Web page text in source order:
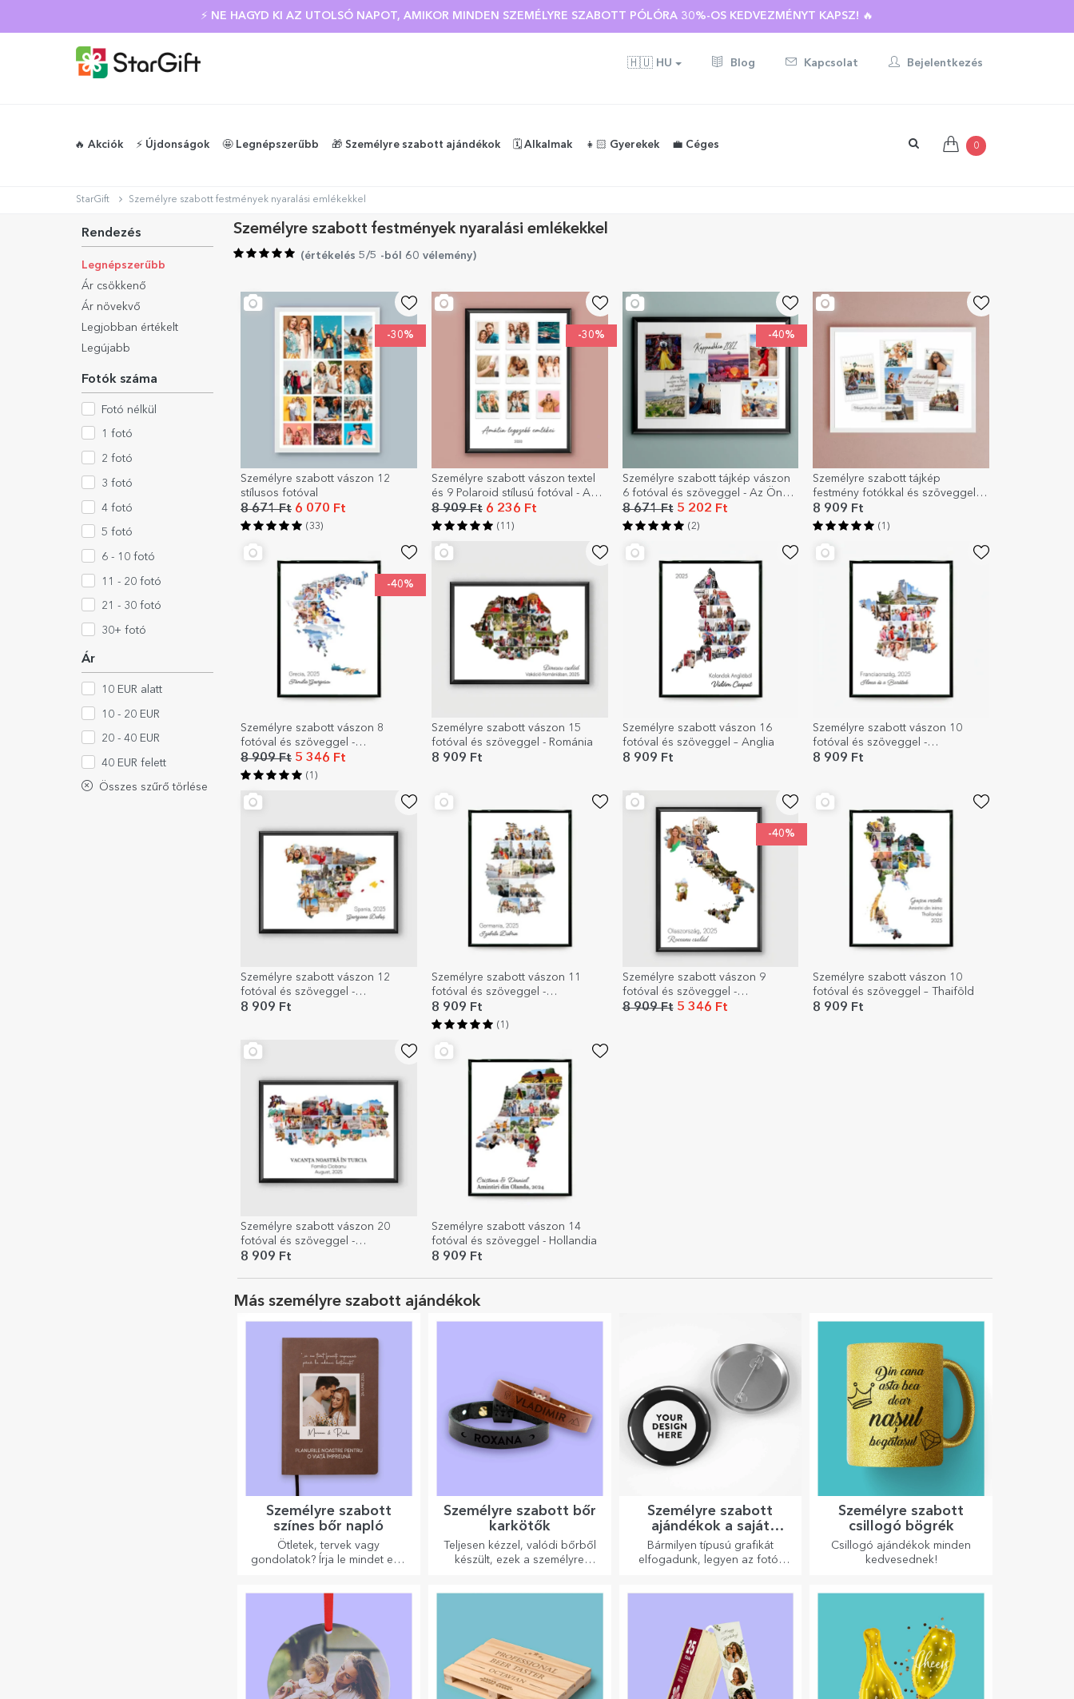
⚡ NE HAGYD KI AZ UTOLSÓ NAPOT, AMIKOR MINDEN SZEMÉLYRE SZABOTT PÓLÓRA 30%-OS KEDVEZMÉNYT KAPSZ! 🔥
🇭🇺 HU Blog Kapcsolat Bejelentkezés
🔥 Akciók ⚡️ Újdonságok 🤩 Legnépszerűbb 🎁 Személyre szabott ajándékok 🗓️ Alkalmak 👧🏻 Gyerekek 💼 Céges 0
StarGift Személyre szabott festmények nyaralási emlékekkel
Rendezés
Legnépszerűbb
Ár csökkenő
Ár növekvő
Legjobban értékelt
Legújabb
Fotók száma
Fotó nélkül
1 fotó
2 fotó
3 fotó
4 fotó
5 fotó
6 - 10 fotó
11 - 20 fotó
21 - 30 fotó
30+ fotó
Ár
10 EUR alatt
10 - 20 EUR
20 - 40 EUR
40 EUR felett
Összes szűrő törlése
Személyre szabott festmények nyaralási emlékekkel
(értékelés 5/5 -ból 60 vélemény)
-30%
Személyre szabott vászon 12
stílusos fotóval
8 671 Ft 6 070 Ft
(33)
-30%
Személyre szabott vászon textel
és 9 Polaroid stílusú fotóval - A
legszebb pillanatok
8 909 Ft6 236 Ft
(11)
-40%
Személyre szabott tájkép vászon
6 fotóval és szöveggel - Az Ön
nyaralása
8 671 Ft5 202 Ft
(2)
Személyre szabott tájkép
festmény fotókkal és szöveggel -
Fotók filmre
8 909 Ft
(1)
-40%
Személyre szabott vászon 8
fotóval és szöveggel -
Görögország
8 909 Ft 5 346 Ft
(1)
Személyre szabott vászon 15
fotóval és szöveggel - Románia
8 909 Ft
Személyre szabott vászon 16
fotóval és szöveggel – Anglia
8 909 Ft
Személyre szabott vászon 10
fotóval és szöveggel -
Franciaország
8 909 Ft
Személyre szabott vászon 12
fotóval és szöveggel -
Spanyolország
8 909 Ft
Személyre szabott vászon 11
fotóval és szöveggel -
Németország
8 909 Ft
(1)
-40%
Személyre szabott vászon 9
fotóval és szöveggel -
Olaszország
8 909 Ft5 346 Ft
Személyre szabott vászon 10
fotóval és szöveggel – Thaiföld
8 909 Ft
Személyre szabott vászon 20
fotóval és szöveggel -
Törökország
8 909 Ft
Személyre szabott vászon 14
fotóval és szöveggel - Hollandia
8 909 Ft
Más személyre szabott ajándékok
Személyre szabott
színes bőr napló
Ötletek, tervek vagy
gondolatok? Írja le mindet egy
Személyre szabott bőr
karkötők
Teljesen kézzel, valódi bőrből
készült, ezek a személyre
Személyre szabott
ajándékok a saját
grafikáiddal
Bármilyen típusú grafikát
elfogadunk, legyen az fotó,
Személyre szabott
csillogó bögrék
Csillogó ajándékok minden
kedvesednek!